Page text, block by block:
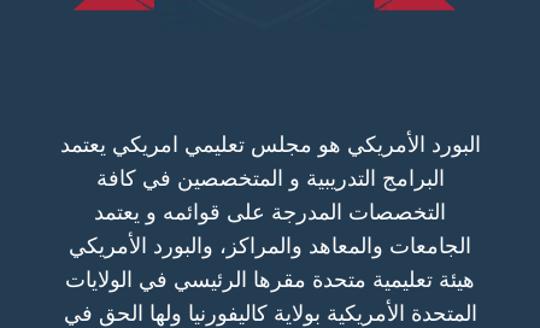
البورد الأمريكي هو مجلس تعليمي امريكي يعتمد
البرامج التدريبية و المتخصصين في كافة
التخصصات المدرجة على قوائمه و يعتمد
الجامعات والمعاهد والمراكز، والبورد الأمريكي
هيئة تعليمية متحدة مقرها الرئيسي في الولايات
المتحدة الأمريكية بولاية كاليفورنيا ولها الحق في